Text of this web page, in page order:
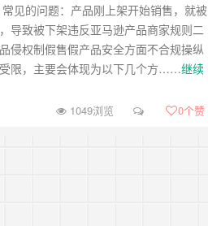
见的问题：产品刚上架开始销售，就被
导致被下架违反亚马逊产品商家规则二
侵权制假售假产品安全方面不合规操纵
限，主要会体现为以下几个方……继续
1049浏览 0个赞